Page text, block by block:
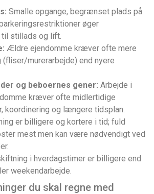
Smalle opgange, begrænset plads på
øger
stillads og lift.
Ældre ejendomme kræver ofte mere
(fliser/murerarbejde) end nyere
og beboernes gener: Arbejde i
kræver ofte midlertidige
koordinering og længere tidsplan.
er billigere og kortere i tid; fuld
mest men kan være nødvendigt ved
i hverdagstimer er billigere end
weekendarbejde.
du skal regne med